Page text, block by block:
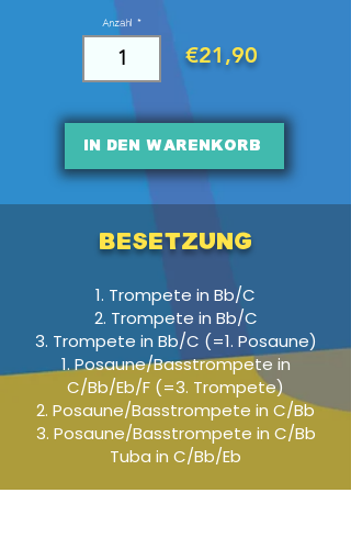
Anzahl
€21,90
In den Warenkorb
Besetzung
1. Trompete in Bb/C
2. Trompete in Bb/C
3. Trompete in Bb/C (=1. Posaune)
1. Posaune/Basstrompete in
C/Bb/Eb/F (=3. Trompete)
2. Posaune/Basstrompete in C/Bb
3. Posaune/Basstrompete in C/Bb
Tuba in C/Bb/Eb